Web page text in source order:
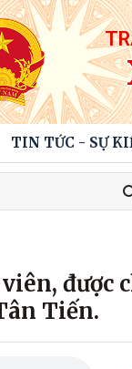
TIN TỨC - SỰ
được
Tiến.